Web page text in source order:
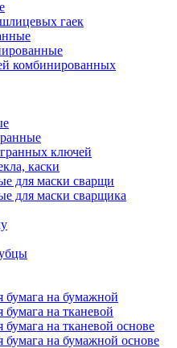
гаек
комбинированных
ключей
каски
для маски сварщи
для маски сварщика
на бумажной
на тканевой
на тканевой основе
на бумажной основе